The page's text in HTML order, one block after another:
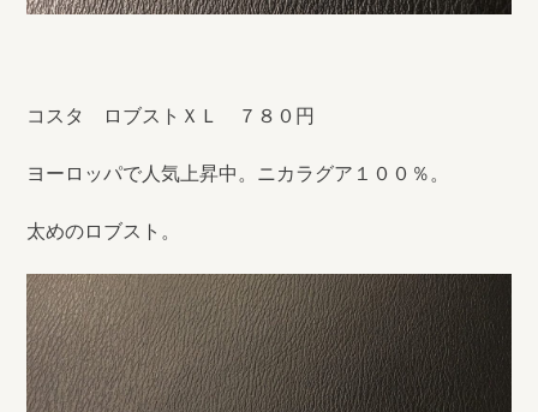
コスタ ロブストＸＬ ７８０円
ヨーロッパで人気上昇中。ニカラグア１００％。
太めのロブスト。